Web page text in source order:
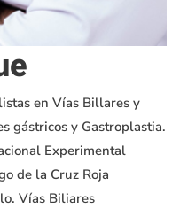
en Vías Billares y
gástricos y Gastroplastia.
Experimental
de la Cruz Roja
Vías Biliares